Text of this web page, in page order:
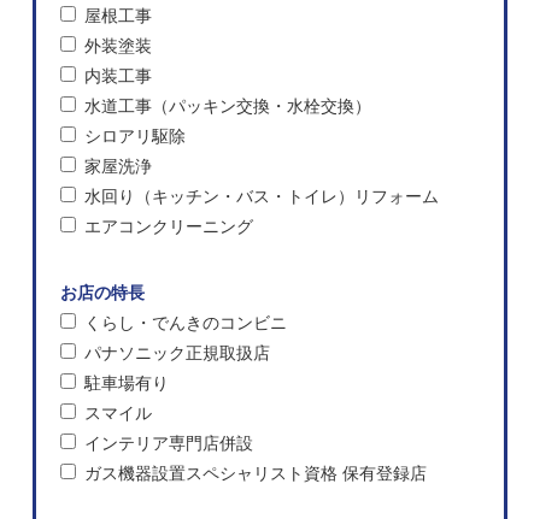
屋根工事
外装塗装
内装工事
水道工事（パッキン交換・水栓交換）
シロアリ駆除
家屋洗浄
水回り（キッチン・バス・トイレ）リフォーム
エアコンクリーニング
お店の特長
くらし・でんきのコンビニ
パナソニック正規取扱店
駐車場有り
スマイル
インテリア専門店併設
ガス機器設置スペシャリスト資格 保有登録店